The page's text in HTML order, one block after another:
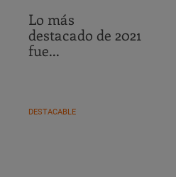
Lo más
destacado de 2021
fue...
DESTACABLE